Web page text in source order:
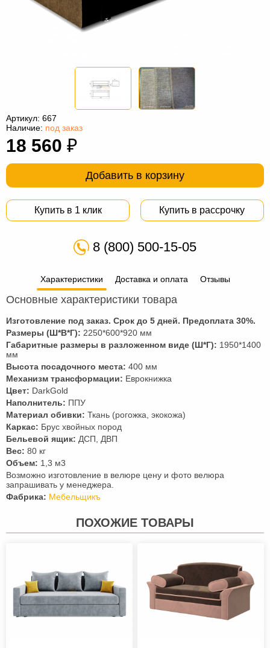
мешки
Мебель
из
Садовая
Артикул: 667
Наличие: под заказ
18 560 ₽
Добавить в корзину
Купить в 1 клик Купить в рассрочку
8 (800) 500-15-05
Характеристики Доставка и оплата Отзывы
Основные характеристики товара
Изготовление под заказ. Срок до 5 дней. Предоплата 30%.
Размеры (Ш*В*Г): 2250*600*920 мм
Габаритные размеры в разложенном виде (Ш*Г): 1950*1400
мм
Высота посадочного места: 400 мм
Механизм трансформации: Еврокнижка
Цвет: DarkGold
Наполнитель: ППУ
Материал обивки: Ткань (рогожка, экокожа)
Каркас: Брус хвойных пород
Бельевой ящик: ДСП, ДВП
Вес: 80 кг
Объем: 1,3 м3
Возможно изготовление в велюре цену и фото велюра
запрашивать у менеджера.
Фабрика: Мебельщикъ
ПОХОЖИЕ ТОВАРЫ